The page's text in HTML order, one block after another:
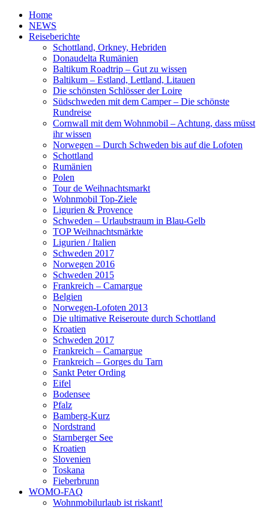
Home
NEWS
Reiseberichte
Schottland, Orkney, Hebriden
Donaudelta Rumänien
Baltikum Roadtrip – Gut zu wissen
Baltikum – Estland, Lettland, Litauen
Die schönsten Schlösser der Loire
Südschweden mit dem Camper – Die schönste
Rundreise
Cornwall mit dem Wohnmobil – Achtung, dass müsst
ihr wissen
Norwegen – Durch Schweden bis auf die Lofoten
Schottland
Rumänien
Polen
Tour de Weihnachtsmarkt
Wohnmobil Top-Ziele
Ligurien & Provence
Schweden – Urlaubstraum in Blau-Gelb
TOP Weihnachtsmärkte
Ligurien / Italien
Schweden 2017
Norwegen 2016
Schweden 2015
Frankreich – Camargue
Belgien
Norwegen-Lofoten 2013
Die ultimative Reiseroute durch Schottland
Kroatien
Schweden 2017
Frankreich – Camargue
Frankreich – Gorges du Tarn
Sankt Peter Ording
Eifel
Bodensee
Pfalz
Bamberg-Kurz
Nordstrand
Starnberger See
Kroatien
Slovenien
Toskana
Fieberbrunn
WOMO-FAQ
Wohnmobilurlaub ist riskant!